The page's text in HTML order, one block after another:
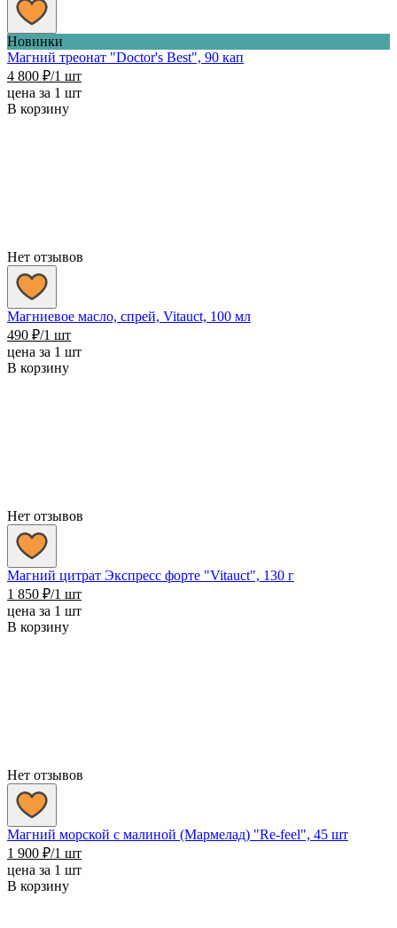
Новинки
Магний треонат "Doctor's Best", 90 кап
4 800 ₽/1 шт
цена за 1 шт
В корзину
Нет отзывов
Магниевое масло, спрей, Vitauct, 100 мл
490 ₽/1 шт
цена за 1 шт
В корзину
Нет отзывов
Магний цитрат Экспресс форте "Vitauct", 130 г
1 850 ₽/1 шт
цена за 1 шт
В корзину
Нет отзывов
Магний морской с малиной (Мармелад) "Re-feel", 45 шт
1 900 ₽/1 шт
цена за 1 шт
В корзину